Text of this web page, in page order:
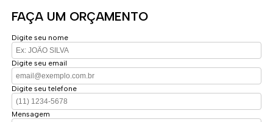
FAÇA UM ORÇAMENTO
Digite seu nome
Digite seu email
Digite seu telefone
Mensagem